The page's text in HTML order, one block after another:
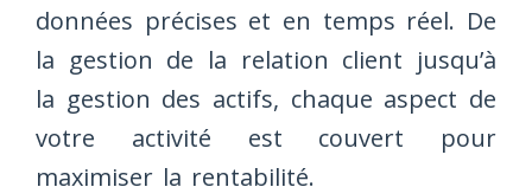
données précises et en temps réel. De
la gestion de la relation client jusqu’à
la gestion des actifs, chaque aspect de
votre activité est couvert pour
maximiser la rentabilité.